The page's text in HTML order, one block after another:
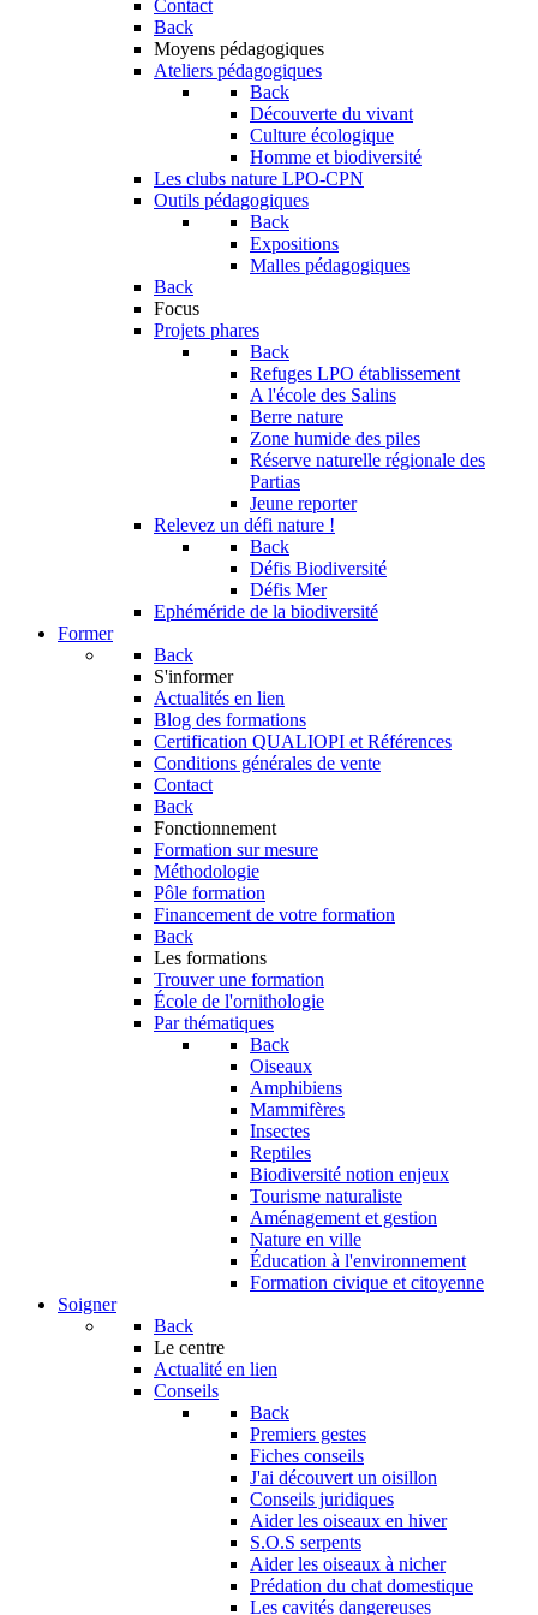
Contact
Back
Moyens pédagogiques
Ateliers pédagogiques
Back
Découverte du vivant
Culture écologique
Homme et biodiversité
Les clubs nature LPO-CPN
Outils pédagogiques
Back
Expositions
Malles pédagogiques
Back
Focus
Projets phares
Back
Refuges LPO établissement
A l'école des Salins
Berre nature
Zone humide des piles
Réserve naturelle régionale des
Partias
Jeune reporter
Relevez un défi nature !
Back
Défis Biodiversité
Défis Mer
Ephéméride de la biodiversité
Former
Back
S'informer
Actualités en lien
Blog des formations
Certification QUALIOPI et Références
Conditions générales de vente
Contact
Back
Fonctionnement
Formation sur mesure
Méthodologie
Pôle formation
Financement de votre formation
Back
Les formations
Trouver une formation
École de l'ornithologie
Par thématiques
Back
Oiseaux
Amphibiens
Mammifères
Insectes
Reptiles
Biodiversité notion enjeux
Tourisme naturaliste
Aménagement et gestion
Nature en ville
Éducation à l'environnement
Formation civique et citoyenne
Soigner
Back
Le centre
Actualité en lien
Conseils
Back
Premiers gestes
Fiches conseils
J'ai découvert un oisillon
Conseils juridiques
Aider les oiseaux en hiver
S.O.S serpents
Aider les oiseaux à nicher
Prédation du chat domestique
Les cavités dangereuses